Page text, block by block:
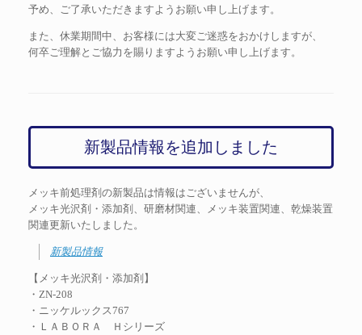
予め、ご了承いただきますようお願い申し上げます。
また、休業期間中、お客様には大変ご迷惑をおかけしますが、
何卒ご理解とご協力を賜りますようお願い申し上げます。
新製品情報を追加しました
メッキ前処理剤の新製品は情報はございませんが、
メッキ光沢剤・添加剤、研磨材関連、メッキ装置関連、乾燥装置
関連更新いたしました。
新製品情報
【メッキ光沢剤・添加剤】
・ZN-208
・ニッケルックス767
・ＬＡＢＯＲＡ Ｈシリーズ